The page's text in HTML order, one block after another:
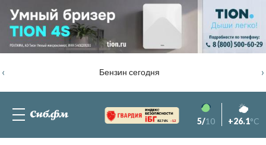
Бензин сегодня
‹ ›
82.76% -1.2 5/10 +26.1°C